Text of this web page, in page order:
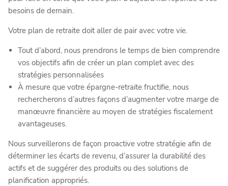
besoins de demain.
Votre plan de retraite doit aller de pair avec votre vie.
Tout d’abord, nous prendrons le temps de bien comprendre
vos objectifs afin de créer un plan complet avec des
stratégies personnalisées
À mesure que votre épargne-retraite fructifie, nous
rechercherons d’autres façons d’augmenter votre marge de
manœuvre financière au moyen de stratégies fiscalement
avantageuses.
Nous surveillerons de façon proactive votre stratégie afin de
déterminer les écarts de revenu, d’assurer la durabilité des
actifs et de suggérer des produits ou des solutions de
planification appropriés.